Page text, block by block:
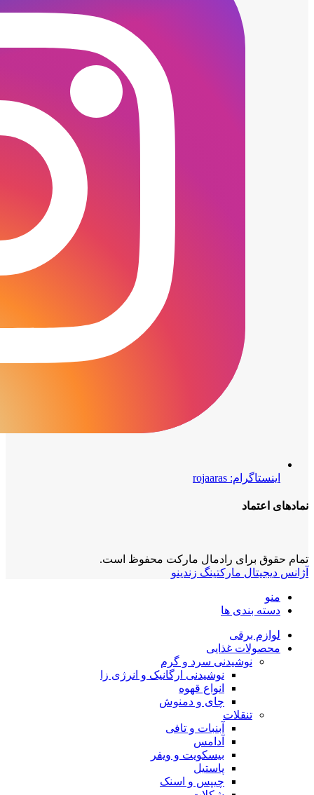
اینستاگرام: rojaaras
نمادهای‌ اعتماد
تمام حقوق برای رادمال مارکت محفوظ است.
آژانس دیجیتال مارکتینگ زندینو
منو
دسته بندی ها
لوازم برقی
محصولات غذایی
نوشیدنی سرد و گرم
نوشیدنی ارگانیک و انرژی زا
انواع قهوه
چای و دمنوش
تنقلات
آبنبات و تافی
آدامس
بیسکویت و ویفر
پاستیل
چیپس و اسنک